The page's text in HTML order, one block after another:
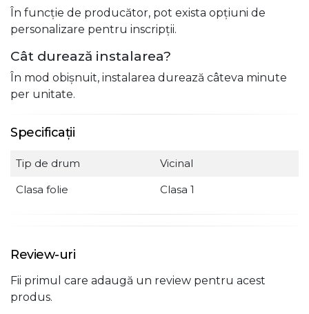
În funcție de producător, pot exista opțiuni de
personalizare pentru inscripții.
Cât durează instalarea?
În mod obișnuit, instalarea durează câteva minute
per unitate.
Specificații
Tip de drum
Vicinal
Clasa folie
Clasa 1
Review-uri
Fii primul care adaugă un review pentru acest
produs.